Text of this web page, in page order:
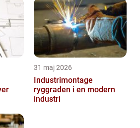
31 maj 2026
Industrimontage
ryggraden i en modern
industri